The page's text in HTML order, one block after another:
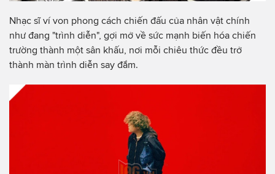
Nhạc sĩ ví von phong cách chiến đấu của nhân vật chính
như đang "trình diễn", gợi mở về sức mạnh biến hóa chiến
trường thành một sân khấu, nơi mỗi chiêu thức đều trở
thành màn trình diễn say đắm.